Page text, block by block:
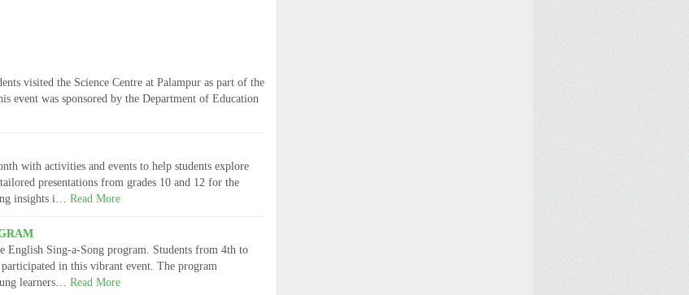
visited the Science Centre at Palampur as part of the
event was sponsored by the Department of Education
with activities and events to help students explore
presentations from grades 10 and 12 for the
insights i…
Read More
English Sing-a-Song program. Students from 4th to
in this vibrant event. The program
learners…
Read More